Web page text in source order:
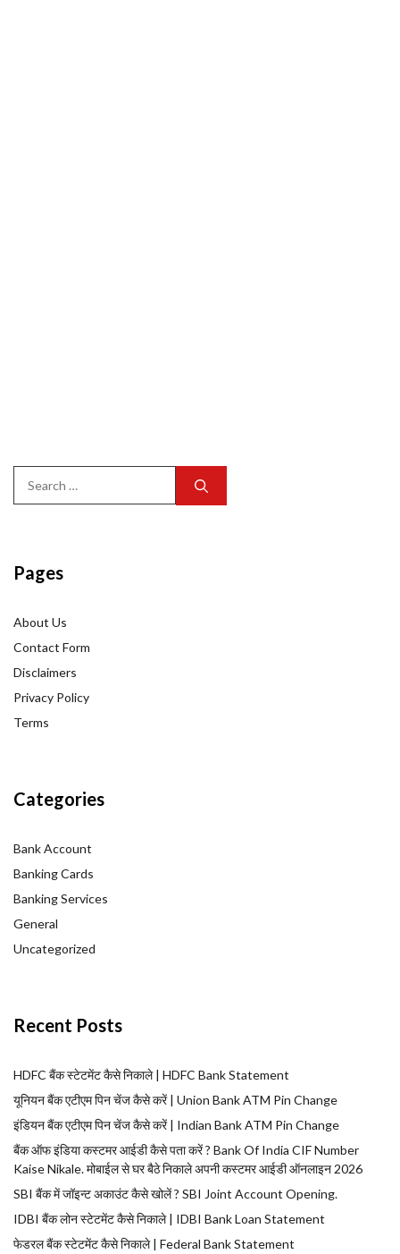
for:
Pages
About Us
Contact Form
Disclaimers
Privacy Policy
Terms
Categories
Bank Account
Banking Cards
Banking Services
General
Uncategorized
Recent Posts
HDFC बैंक स्टेटमेंट कैसे निकाले | HDFC Bank Statement
यूनियन बैंक एटीएम पिन चेंज कैसे करें | Union Bank ATM Pin Change
इंडियन बैंक एटीएम पिन चेंज कैसे करें | Indian Bank ATM Pin Change
बैंक ऑफ इंडिया कस्टमर आईडी कैसे पता करें ? Bank Of India CIF Number
Kaise Nikale. मोबाईल से घर बैठे निकाले अपनी कस्टमर आईडी ऑनलाइन 2026
SBI बैंक में जॉइन्ट अकाउंट कैसे खोलें ? SBI Joint Account Opening.
IDBI बैंक लोन स्टेटमेंट कैसे निकाले | IDBI Bank Loan Statement
फेडरल बैंक स्टेटमेंट कैसे निकाले | Federal Bank Statement